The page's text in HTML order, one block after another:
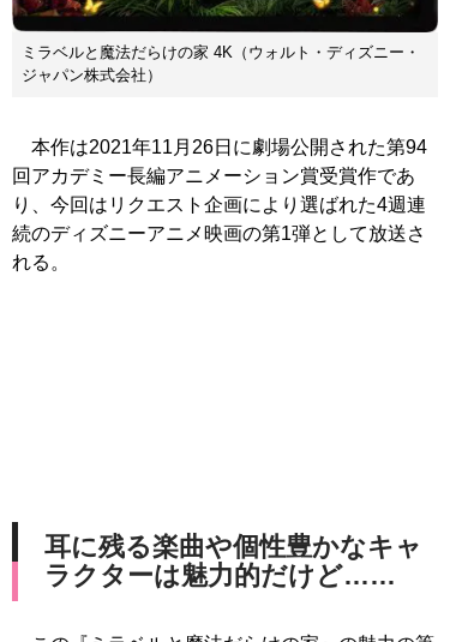
ミラベルと魔法だらけの家 4K（ウォルト・ディズニー・
ジャパン株式会社）
本作は2021年11月26日に劇場公開された第94
回アカデミー長編アニメーション賞受賞作であ
り、今回はリクエスト企画により選ばれた4週連
続のディズニーアニメ映画の第1弾として放送さ
れる。
耳に残る楽曲や個性豊かなキャ
ラクターは魅力的だけど……